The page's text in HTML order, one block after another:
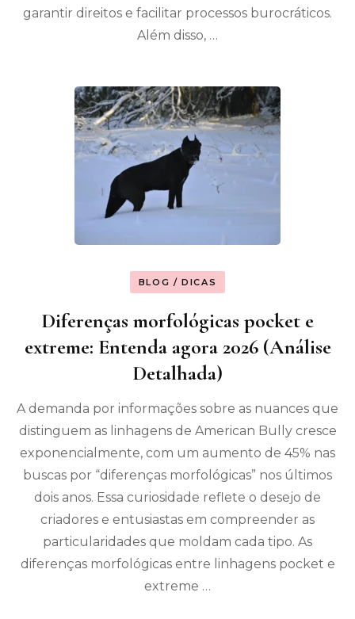
garantir direitos e facilitar processos burocráticos.
Além disso, …
BLOG / DICAS
Diferenças morfológicas pocket e
extreme: Entenda agora 2026 (Análise
Detalhada)
A demanda por informações sobre as nuances que
distinguem as linhagens de American Bully cresce
exponencialmente, com um aumento de 45% nas
buscas por “diferenças morfológicas” nos últimos
dois anos. Essa curiosidade reflete o desejo de
criadores e entusiastas em compreender as
particularidades que moldam cada tipo. As
diferenças morfológicas entre linhagens pocket e
extreme …